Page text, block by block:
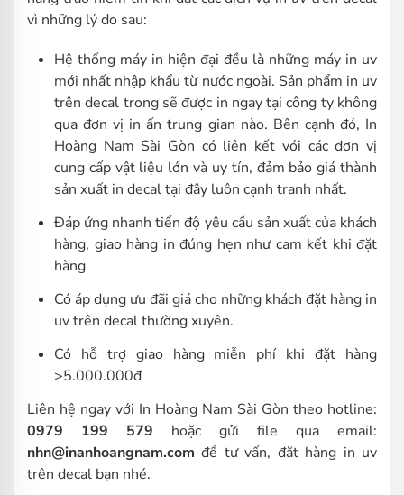
vì những lý do sau:
Hệ thống máy in hiện đại đều là những máy in uv
mới nhất nhập khẩu từ nước ngoài. Sản phẩm in uv
trên decal trong sẽ được in ngay tại công ty không
qua đơn vị in ấn trung gian nào. Bên cạnh đó, In
Hoàng Nam Sài Gòn có liên kết vói các đơn vị
cung cấp vật liệu lớn và uy tín, đảm bảo giá thành
sản xuất in decal tại đây luôn cạnh tranh nhất.
Đáp ứng nhanh tiến độ yêu cầu sản xuất của khách
hàng, giao hàng in đúng hẹn như cam kết khi đặt
hàng
Có áp dụng ưu đãi giá cho những khách đặt hàng in
uv trên decal thường xuyên.
Có hỗ trợ giao hàng miễn phí khi đặt hàng
>5.000.000đ
Liên hệ ngay với In Hoàng Nam Sài Gòn theo hotline:
0979 199 579 hoặc gửi file qua email:
nhn@inanhoangnam.com để tư vấn, đăt hàng in uv
trên decal bạn nhé.